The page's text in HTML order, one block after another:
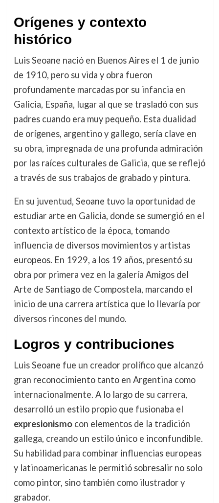
Orígenes y contexto
histórico
Luis Seoane nació en Buenos Aires el 1 de junio
de 1910, pero su vida y obra fueron
profundamente marcadas por su infancia en
Galicia, España, lugar al que se trasladó con sus
padres cuando era muy pequeño. Esta dualidad
de orígenes, argentino y gallego, sería clave en
su obra, impregnada de una profunda admiración
por las raíces culturales de Galicia, que se reflejó
a través de sus trabajos de grabado y pintura.
En su juventud, Seoane tuvo la oportunidad de
estudiar arte en Galicia, donde se sumergió en el
contexto artístico de la época, tomando
influencia de diversos movimientos y artistas
europeos. En 1929, a los 19 años, presentó su
obra por primera vez en la galería Amigos del
Arte de Santiago de Compostela, marcando el
inicio de una carrera artística que lo llevaría por
diversos rincones del mundo.
Logros y contribuciones
Luis Seoane fue un creador prolífico que alcanzó
gran reconocimiento tanto en Argentina como
internacionalmente. A lo largo de su carrera,
desarrolló un estilo propio que fusionaba el
expresionismocon elementos de la tradición
gallega, creando un estilo único e inconfundible.
Su habilidad para combinar influencias europeas
y latinoamericanas le permitió sobresalir no solo
como pintor, sino también como ilustrador y
grabador.